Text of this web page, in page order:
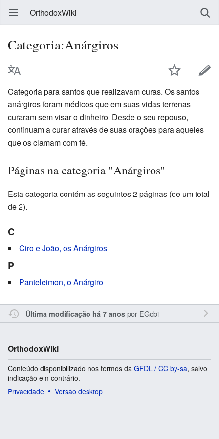
OrthodoxWiki
Categoria:Anárgiros
Categoria para santos que realizavam curas. Os santos
anárgiros foram médicos que em suas vidas terrenas
curaram sem visar o dinheiro. Desde o seu repouso,
continuam a curar através de suas orações para aqueles
que os clamam com fé.
Páginas na categoria "Anárgiros"
Esta categoria contém as seguintes 2 páginas (de um total
de 2).
C
Ciro e João, os Anárgiros
P
Panteleimon, o Anárgiro
Última modificação há 7 anospor EGobi
OrthodoxWiki
Conteúdo disponibilizado nos termos da GFDL / CC by-sa, salvo
indicação em contrário.
Privacidade
Versão desktop